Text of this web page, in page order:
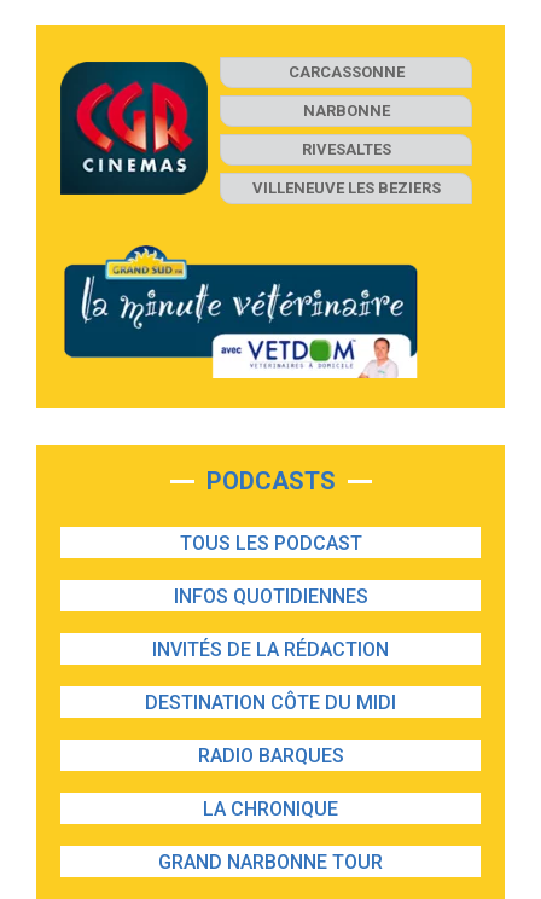
CARCASSONNE
NARBONNE
RIVESALTES
VILLENEUVE LES BEZIERS
PODCASTS
TOUS LES PODCAST
INFOS QUOTIDIENNES
INVITÉS DE LA RÉDACTION
DESTINATION CÔTE DU MIDI
RADIO BARQUES
LA CHRONIQUE
GRAND NARBONNE TOUR